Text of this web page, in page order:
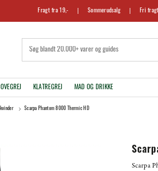
Fragt fra 19,- Sommerudsalg Fri
KLATREGREJ MAD OG DRIKKE
Scarpa Phantom 8000 Thermic HD
Scarpa